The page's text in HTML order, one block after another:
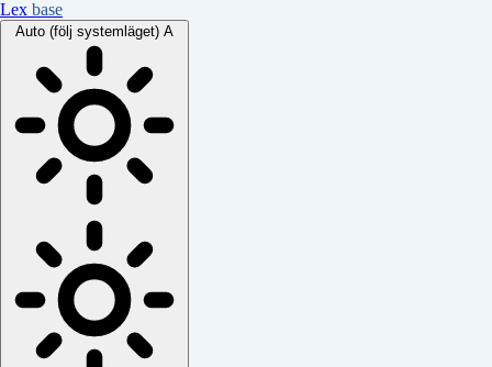
Lex base
Auto (följ systemläget) A